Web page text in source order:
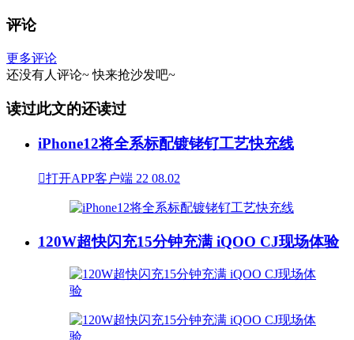
评论
更多评论
还没有人评论~ 快来抢沙发吧~
读过此文的还读过
iPhone12将全系标配镀铑钌工艺快充线
打开APP客户端 22 08.02
120W超快闪充15分钟充满 iQOO CJ现场体验